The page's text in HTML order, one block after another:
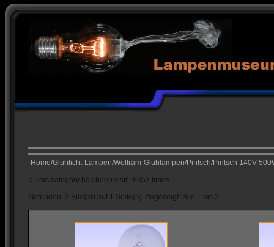
Home/Glühlicht-Lampen/Wolfram-Glühlampen/Pintsch/Pintsch 140V
:: This category has been visit : 8653 times
Gefunden: 3 Bild(er) auf 1 Seite(n). Angezeigt: Bild 1 bis 3.